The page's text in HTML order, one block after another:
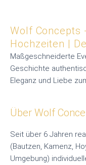
Wolf Concepts
Hochzeiten |
Maßgeschneiderte
Geschichte
Eleganz und Liebe
Über Wolf
Seit über 6 Jahren
(Bautzen, Kamenz,
Umgebung)